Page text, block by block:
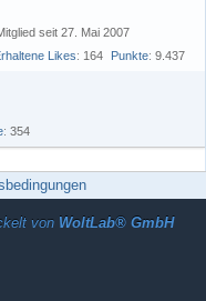
seit 27. Mai 2007
Likes 164 Punkte 9.437
354
von WoltLab® GmbH